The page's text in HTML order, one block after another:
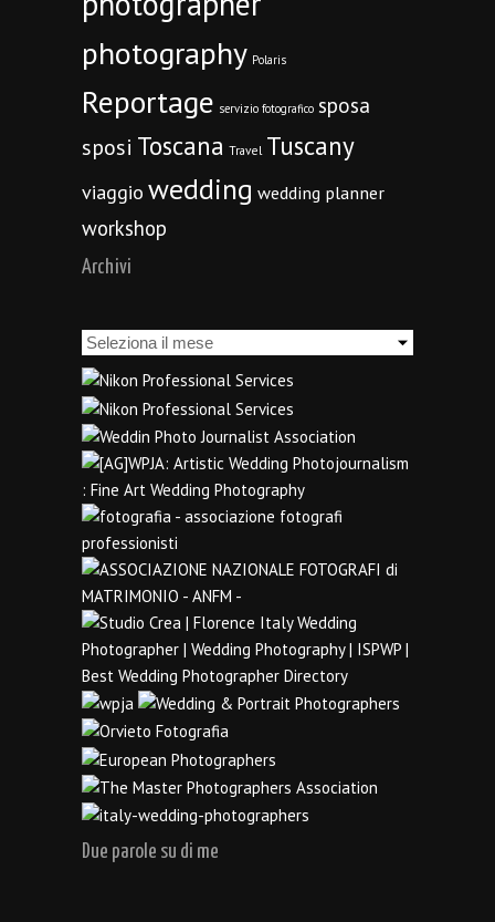
photography Polaris
Reportage servizio fotografico sposa
sposi Toscana Travel Tuscany
viaggio wedding wedding planner
workshop
Archivi
Archivi
Due parole su di me